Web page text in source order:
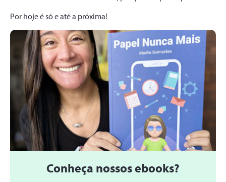
Por hoje é só e até a próxima!
Conheça nossos ebooks?